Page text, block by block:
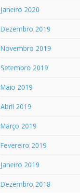
Janeiro 2020
Dezembro 2019
Novembro 2019
Setembro 2019
Maio 2019
Abril 2019
Março 2019
Fevereiro 2019
Janeiro 2019
Dezembro 2018